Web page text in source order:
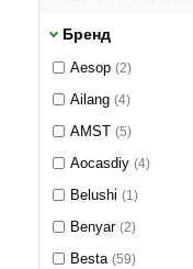
Бренд
Aesop (2)
Ailang (4)
AMST (5)
Aocasdiy (4)
Belushi (1)
Benyar (2)
Besta (59)